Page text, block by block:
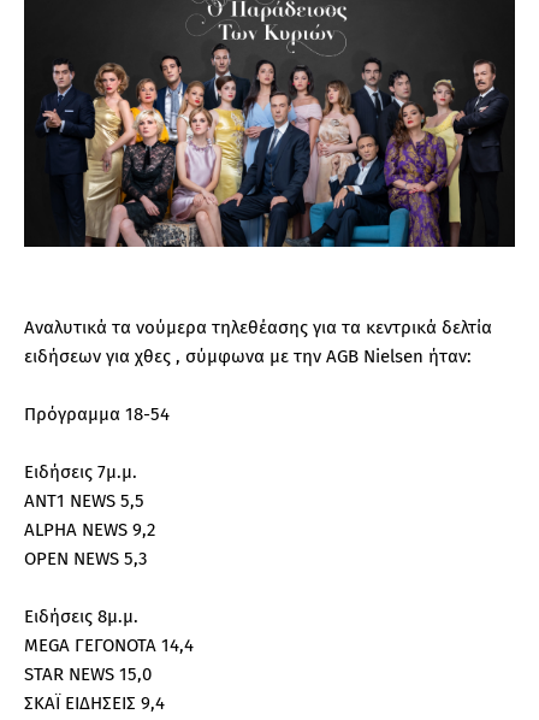
Αναλυτικά τα νούμερα τηλεθέασης για τα κεντρικά δελτία
ειδήσεων για χθες , σύμφωνα με την AGB Nielsen ήταν:
Πρόγραμμα 18-54
Ειδήσεις 7μ.μ.
ΑΝΤ1 NEWS 5,5
ALPHA NEWS 9,2
OPEN NEWS 5,3
Ειδήσεις 8μ.μ.
MEGA ΓΕΓΟΝΟΤΑ 14,4
STAR NEWS 15,0
ΣΚΑΪ ΕΙΔΗΣΕΙΣ 9,4